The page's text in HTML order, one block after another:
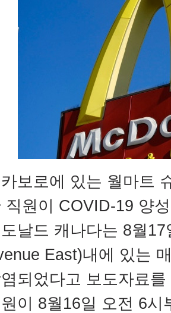
보로에 있는 월마트
직원이 COVID-19 양
날드 캐나다는 8월17
East)내에 있는
되었다고 보도자료
이 8월16일 오전 6시